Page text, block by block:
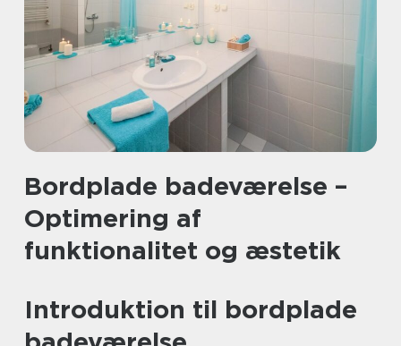
Bordplade badeværelse –
Optimering af
funktionalitet og æstetik
Introduktion til bordplade